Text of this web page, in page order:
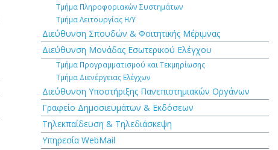
Τμήμα Πληροφοριακών Συστημάτων
Τμήμα Λειτουργίας Η/Υ
Διεύθυνση Σπουδών & Φοιτητικής Μέριμνας
Διεύθυνση Μονάδας Εσωτερικού Ελέγχου
Τμήμα Προγραμματισμού και Τεκμηρίωσης
Τμήμα Διενέργειας Ελέγχων
Διεύθυνση Υποστήριξης Πανεπιστημιακών Οργάνων
Γραφείο Δημοσιευμάτων & Εκδόσεων
Τηλεκπαίδευση & Τηλεδιάσκεψη
Υπηρεσία WebMail